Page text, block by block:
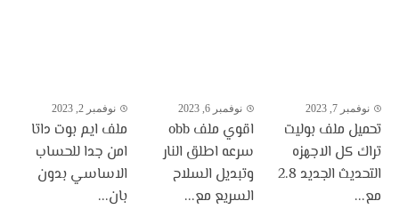
نوفمبر 7, 2023
تحميل ملف بوليت
تراك كل الاجهزه
التحديث الجديد 2.8
مع...
نوفمبر 6, 2023
اقوي ملف obb
سرعه اطلق النار
وتبديل السلاح
السريع مع...
نوفمبر 2, 2023
ملف ايم بوت داتا
امن جدا للحساب
الاساسي بدون
بان...